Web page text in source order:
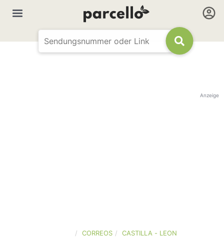
Anzeige
CORREOS CASTILLA - LEON